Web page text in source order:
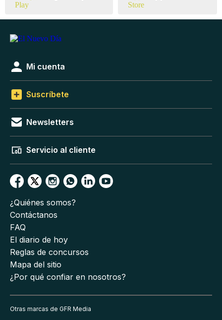
Mi cuenta
Suscríbete
Newsletters
Servicio al cliente
¿Quiénes somos?
Contáctanos
FAQ
El diario de hoy
Reglas de concursos
Mapa del sitio
¿Por qué confiar en nosotros?
Otras marcas de GFR Media